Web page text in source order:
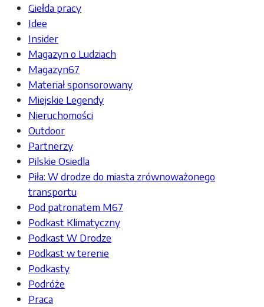
Giełda pracy
Idee
Insider
Magazyn o Ludziach
Magazyn67
Materiał sponsorowany
Miejskie Legendy
Nieruchomości
Outdoor
Partnerzy
Pilskie Osiedla
Piła: W drodze do miasta zrównoważonego
transportu
Pod patronatem M67
Podkast Klimatyczny
Podkast W Drodze
Podkast w terenie
Podkasty
Podróże
Praca